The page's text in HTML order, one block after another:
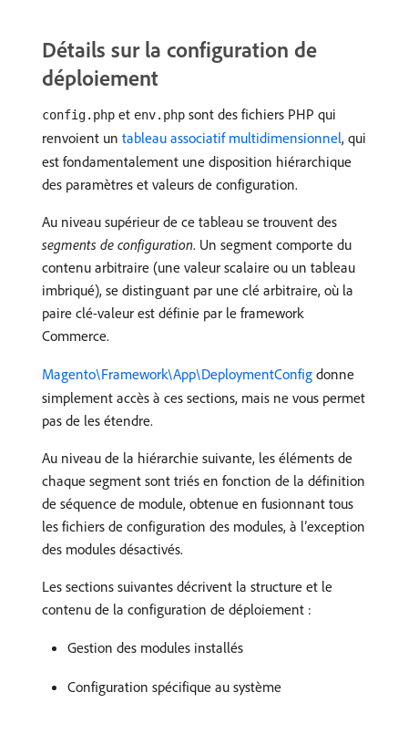
Détails sur la configuration de
déploiement
config.php et env.php sont des fichiers PHP qui
renvoient un tableau associatif multidimensionnel, qui
est fondamentalement une disposition hiérarchique
des paramètres et valeurs de configuration.
Au niveau supérieur de ce tableau se trouvent des
segments de configuration. Un segment comporte du
contenu arbitraire (une valeur scalaire ou un tableau
imbriqué), se distinguant par une clé arbitraire, où la
paire clé-valeur est définie par le framework
Commerce.
Magento\Framework\App\DeploymentConfig donne
simplement accès à ces sections, mais ne vous permet
pas de les étendre.
Au niveau de la hiérarchie suivante, les éléments de
chaque segment sont triés en fonction de la définition
de séquence de module, obtenue en fusionnant tous
les fichiers de configuration des modules, à l’exception
des modules désactivés.
Les sections suivantes décrivent la structure et le
contenu de la configuration de déploiement :
Gestion des modules installés
Configuration spécifique au système